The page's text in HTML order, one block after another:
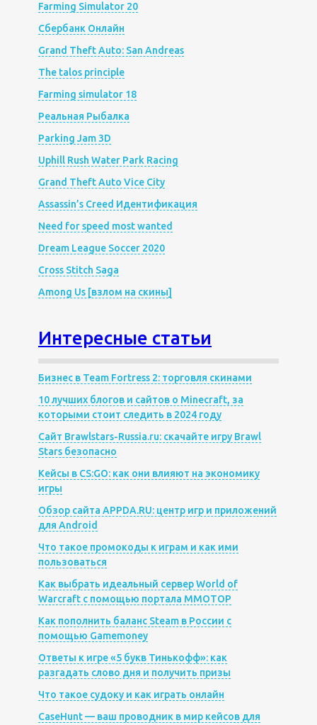
Farming Simulator 20
Сбербанк Онлайн
Grand Theft Auto: San Andreas
The talos principle
Farming simulator 18
Реальная Рыбалка
Parking Jam 3D
Uphill Rush Water Park Racing
Grand Theft Auto Vice City
Assassin’s Creed Идентификация
Need for speed most wanted
Dream League Soccer 2020
Cross Stitch Saga
Among Us [взлом на скины]
Интересные статьи
Бизнес в Team Fortress 2: торговля скинами
10 лучших блогов и сайтов о Minecraft, за
которыми стоит следить в 2024 году
Сайт Brawlstars-Russia.ru: скачайте игру Brawl
Stars безопасно
Кейсы в CS:GO: как они влияют на экономику
игры
Обзор сайта APPDA.RU: центр игр и приложений
для Android
Что такое промокоды к играм и как ими
пользоваться
Как выбрать идеальный сервер World of
Warcraft с помощью портала MMOTOP
Как пополнить баланс Steam в России с
помощью Gamemoney
Ответы к игре «5 букв Тинькофф»: как
разгадать слово дня и получить призы
Что такое судоку и как играть онлайн
CaseHunt — ваш проводник в мир кейсов для